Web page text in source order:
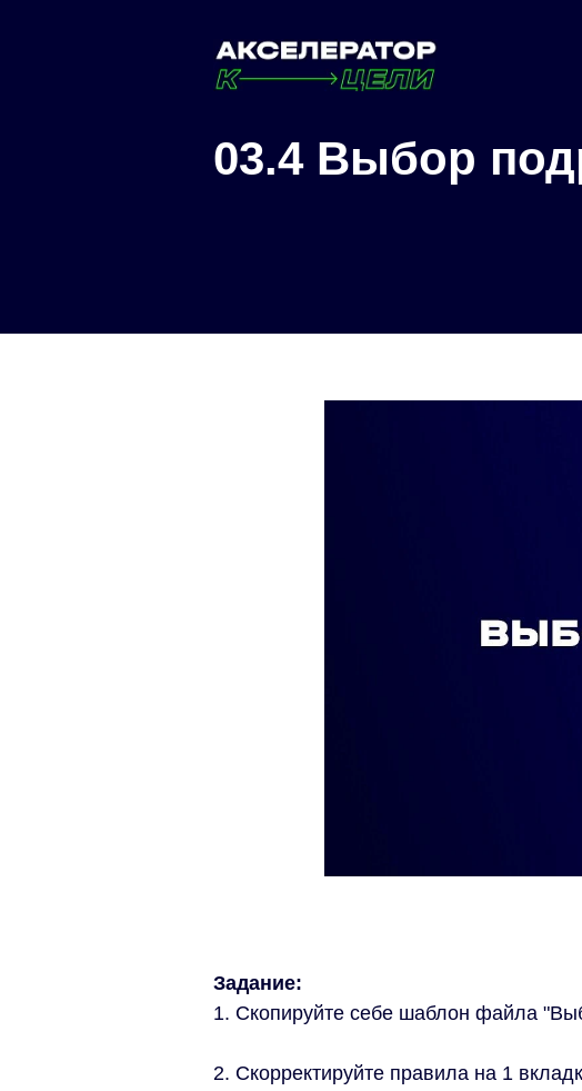
03.4 Выбор
Задание:
1. Скопируйте себе шаблон файла
2. Скорректируйте правила на 1